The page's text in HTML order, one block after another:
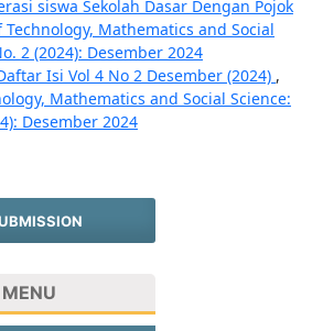
siswa Sekolah Dasar Dengan Pojok
Technology, Mathematics and Social
2 (2024): Desember 2024
Isi Vol 4 No 2 Desember (2024) ,
Mathematics and Social Science:
Desember 2024